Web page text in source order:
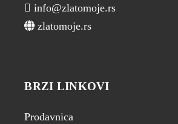
info@zlatomoje.rs
zlatomoje.rs
BRZI LINKOVI
Prodavnica